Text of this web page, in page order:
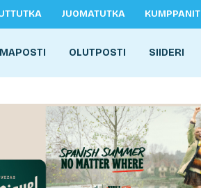
JUOMATUTKA KUMPPANIT
OLUTPOSTI SIIDERI